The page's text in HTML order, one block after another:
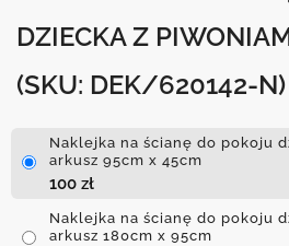
DZIECKA Z
(SKU: DEK/620142-N)
Naklejka na ścianę do pokoju
arkusz 95cm x 45cm
100 zł
Naklejka na ścianę do pokoju
arkusz 180cm x 95cm